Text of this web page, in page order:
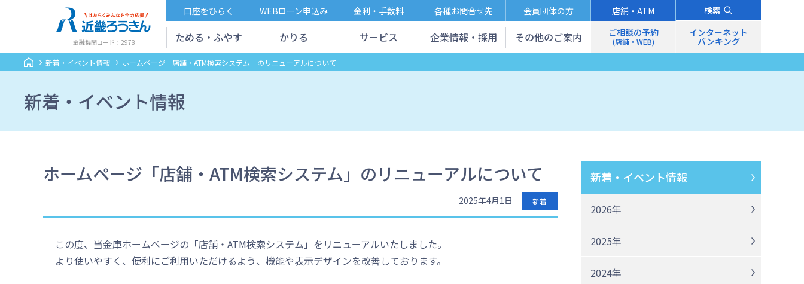
金融機関コード：2978
口座をひらく WEBローン申込み 金利・手数料 各種お問合せ先 会員団体の方 店舗・ATM
ためる・ふやす かりる サービス 企業情報・採用 その他のご案内 ご相談の予約
(店舗・WEB)
インターネット
バンキング
検索
新着・イベント情報 ホームページ「店舗・ATM検索システム」のリニューアルについて
新着・イベント情報
ホームページ「店舗・ATM検索システム」のリニューアルについて
新着
2025年4月1日
この度、当金庫ホームページの「店舗・ATM検索システム」をリニューアルいたしました。
より使いやすく、便利にご利用いただけるよう、機能や表示デザインを改善しております。
新着・イベント情報
2026年
2025年
2024年